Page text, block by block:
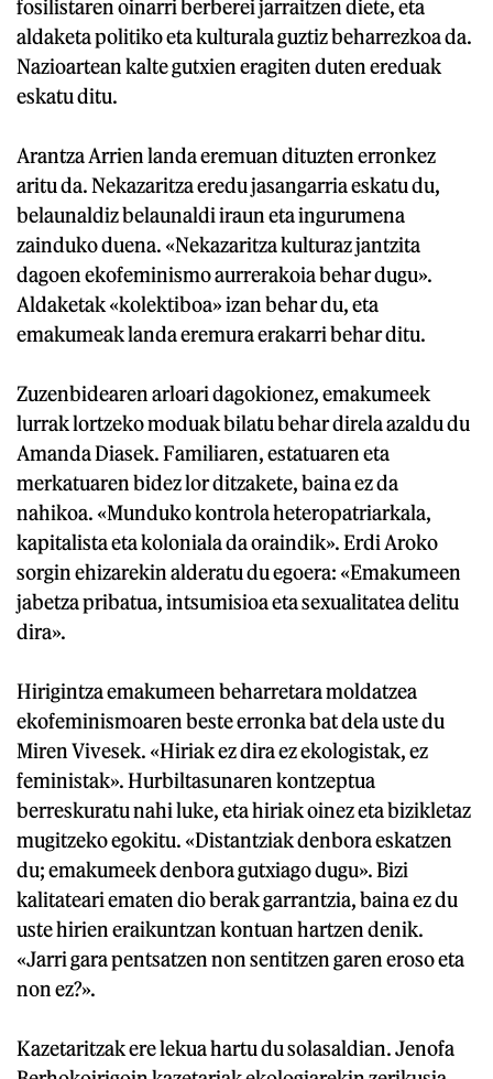
fosilistaren oinarri berberei jarraitzen diete, eta
aldaketa politiko eta kulturala guztiz beharrezkoa da.
Nazioartean kalte gutxien eragiten duten ereduak
eskatu ditu.
Arantza Arrien landa eremuan dituzten erronkez
aritu da. Nekazaritza eredu jasangarria eskatu du,
belaunaldiz belaunaldi iraun eta ingurumena
zainduko duena. «Nekazaritza kulturaz jantzita
dagoen ekofeminismo aurrerakoia behar dugu».
Aldaketak «kolektiboa» izan behar du, eta
emakumeak landa eremura erakarri behar ditu.
Zuzenbidearen arloari dagokionez, emakumeek
lurrak lortzeko moduak bilatu behar direla azaldu du
Amanda Diasek. Familiaren, estatuaren eta
merkatuaren bidez lor ditzakete, baina ez da
nahikoa. «Munduko kontrola heteropatriarkala,
kapitalista eta koloniala da oraindik». Erdi Aroko
sorgin ehizarekin alderatu du egoera: «Emakumeen
jabetza pribatua, intsumisioa eta sexualitatea delitu
dira».
Hirigintza emakumeen beharretara moldatzea
ekofeminismoaren beste erronka bat dela uste du
Miren Vivesek. «Hiriak ez dira ez ekologistak, ez
feministak». Hurbiltasunaren kontzeptua
berreskuratu nahi luke, eta hiriak oinez eta bizikletaz
mugitzeko egokitu. «Distantziak denbora eskatzen
du; emakumeek denbora gutxiago dugu». Bizi
kalitateari ematen dio berak garrantzia, baina ez du
uste hirien eraikuntzan kontuan hartzen denik.
«Jarri gara pentsatzen non sentitzen garen eroso eta
non ez?».
Kazetaritzak ere lekua hartu du solasaldian. Jenofa